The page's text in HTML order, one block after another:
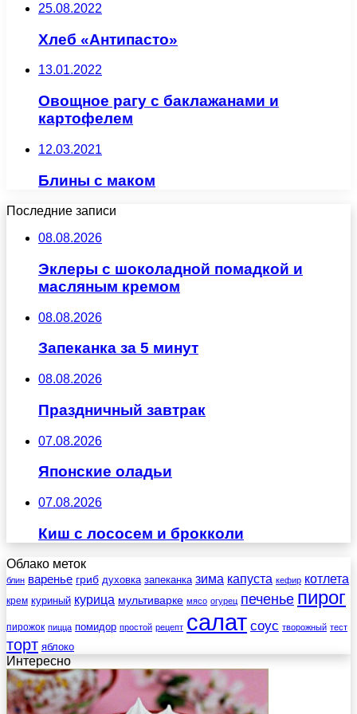
25.08.2022
Хлеб «Антипасто»
13.01.2022
Овощное рагу с баклажанами и
картофелем
12.03.2021
Блины с маком
Последние записи
08.08.2026
Эклеры с шоколадной помадкой и
масляным кремом
08.08.2026
Запеканка за 5 минут
08.08.2026
Праздничный завтрак
07.08.2026
Японские оладьи
07.08.2026
Киш с лососем и брокколи
Облако меток
блин варенье гриб духовка запеканка зима капуста кефир котлета
крем куриный курица мультиварке мясо огурец печенье пирог
пирожок пицца помидор простой рецепт салат соус творожный тест
торт яблоко
Интересно